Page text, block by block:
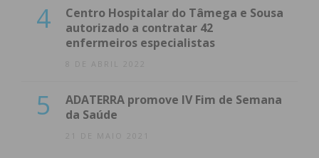
4
Centro Hospitalar do Tâmega e Sousa
autorizado a contratar 42
enfermeiros especialistas
8 DE ABRIL 2022
5
ADATERRA promove IV Fim de Semana
da Saúde
21 DE MAIO 2021